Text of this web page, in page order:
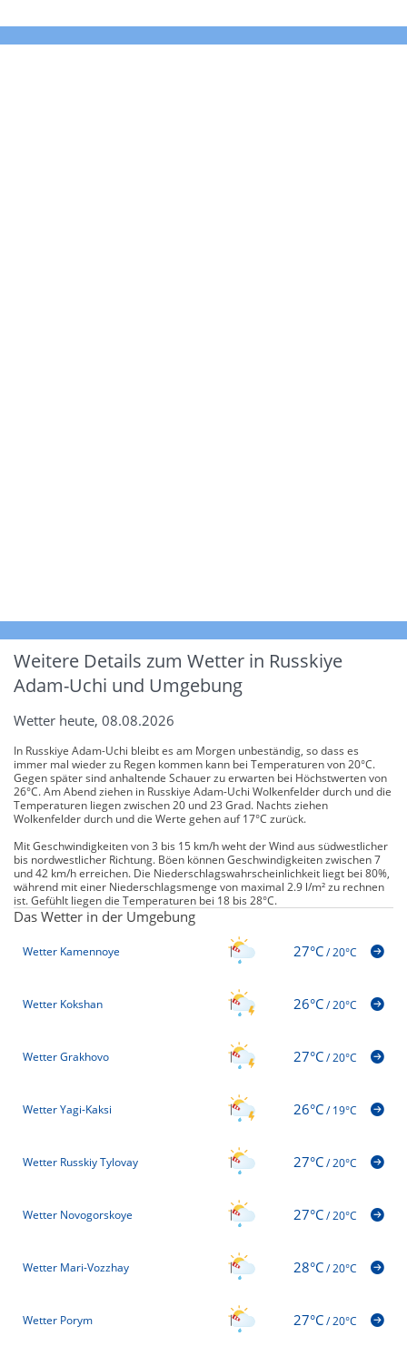
Weitere Details zum Wetter in Russkiye
Adam-Uchi und Umgebung
Wetter heute, 08.08.2026
In Russkiye Adam-Uchi bleibt es am Morgen unbeständig, so dass es
immer mal wieder zu Regen kommen kann bei Temperaturen von 20°C.
Gegen später sind anhaltende Schauer zu erwarten bei Höchstwerten von
26°C. Am Abend ziehen in Russkiye Adam-Uchi Wolkenfelder durch und die
Temperaturen liegen zwischen 20 und 23 Grad. Nachts ziehen
Wolkenfelder durch und die Werte gehen auf 17°C zurück.
Mit Geschwindigkeiten von 3 bis 15 km/h weht der Wind aus südwestlicher
bis nordwestlicher Richtung. Böen können Geschwindigkeiten zwischen 7
und 42 km/h erreichen. Die Niederschlagswahrscheinlichkeit liegt bei 80%,
während mit einer Niederschlagsmenge von maximal 2.9 l/m² zu rechnen
ist. Gefühlt liegen die Temperaturen bei 18 bis 28°C.
Das Wetter in der Umgebung
Wetter Kamennoye 27°C/20°C
Wetter Kokshan 26°C/20°C
Wetter Grakhovo 27°C/20°C
Wetter Yagi-Kaksi 26°C/19°C
Wetter Russkiy Tylovay 27°C/20°C
Wetter Novogorskoye 27°C/20°C
Wetter Mari-Vozzhay 28°C/20°C
Wetter Porym 27°C/20°C